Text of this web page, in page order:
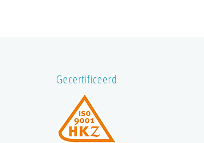
Gecertificeerd